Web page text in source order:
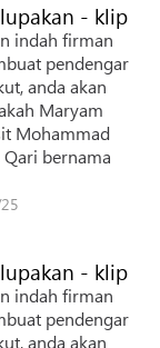
- klip
indah firman
pendengar
anda akan
Maryam
- klip
indah firman
pendengar
anda akan